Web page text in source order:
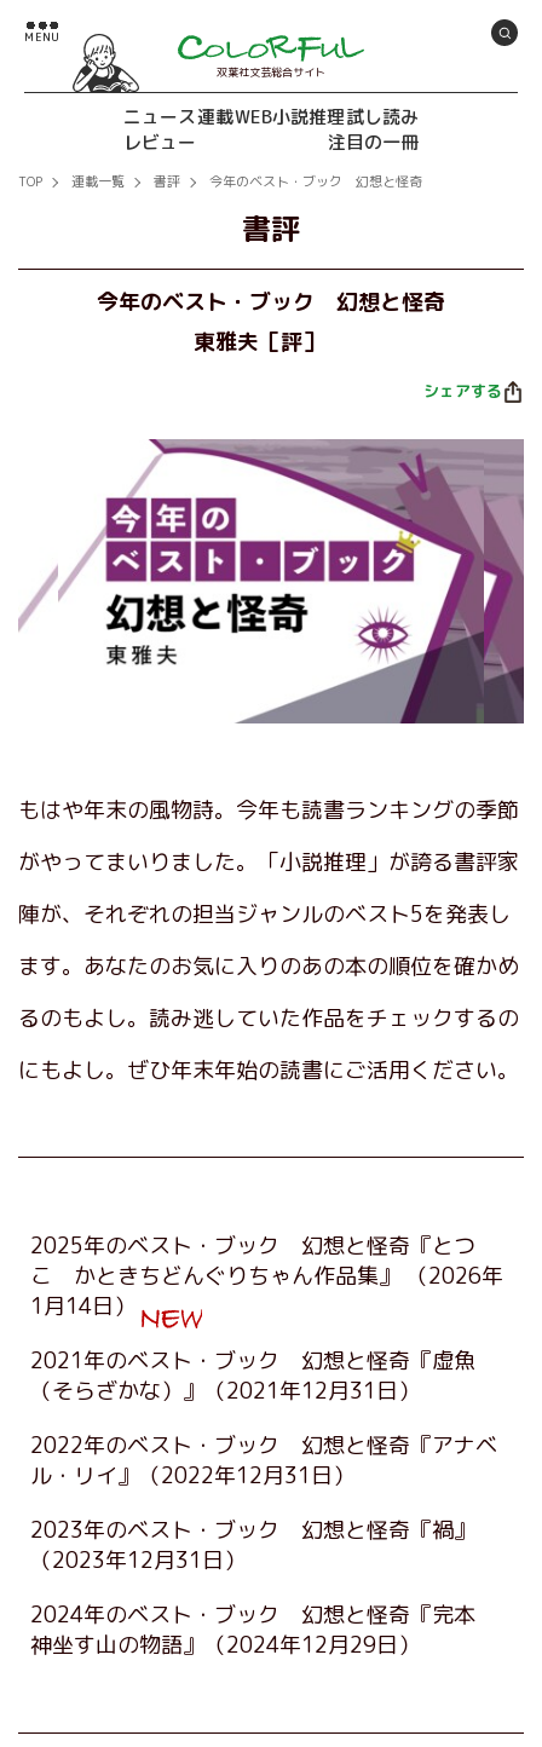
双葉社文芸総合サイト
ニュース連載WEB小説推理試し読み
レビュー
注目の一冊
TOP 連載一覧 書評 今年のベスト・ブック 幻想と怪奇
書評
今年のベスト・ブック 幻想と怪奇
東雅夫［評］
シェアする
もはや年末の風物詩。今年も読書ランキングの季節
がやってまいりました。「小説推理」が誇る書評家
陣が、それぞれの担当ジャンルのベスト5を発表し
ます。あなたのお気に入りのあの本の順位を確かめ
るのもよし。読み逃していた作品をチェックするの
にもよし。ぜひ年末年始の読書にご活用ください。
2025年のベスト・ブック 幻想と怪奇『とつ
こ かときちどんぐりちゃん作品集』
（2026年
1月14日）
2021年のベスト・ブック 幻想と怪奇『虚魚
（そらざかな）』
（2021年12月31日）
2022年のベスト・ブック 幻想と怪奇『アナベ
ル・リイ』
（2022年12月31日）
2023年のベスト・ブック 幻想と怪奇『禍』
（2023年12月31日）
2024年のベスト・ブック 幻想と怪奇『完本
神坐す山の物語』
（2024年12月29日）